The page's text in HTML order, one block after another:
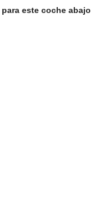
este coche abajo